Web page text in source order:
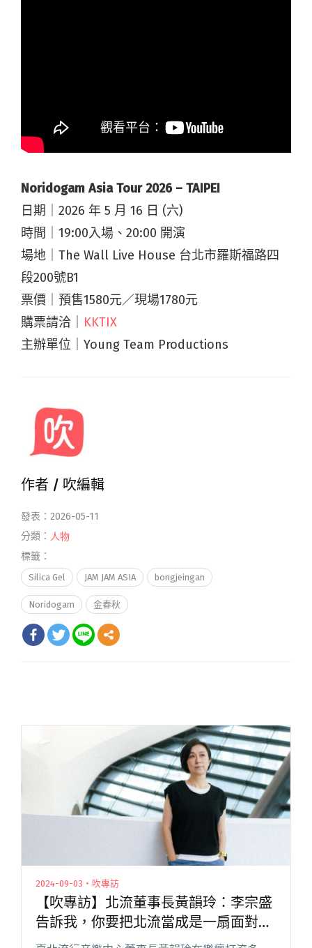
Noridogam Asia Tour 2026 – TAIPEI
日期｜2026 年 5 月 16 日 (六)
時間｜19:00入場、20:00 開演
場地｜The Wall Live House 台北市羅斯福路四
段200號B1
票價｜預售1580元／現場1780元
購票請洽｜ KKTIX
主辦單位｜Young Team Productions
作者 / 吹編輯
發表：2026-05-11
分類： 人物
標籤：
Silica Gel JAM JAM ASIA bongjeingan
Noridogam 金春秋
2024-09-03・吹專訪
【吹專訪】北流董事長黃韻玲：李宗盛
告訴我，你要把北流當成是一扇面對世
界的窗。